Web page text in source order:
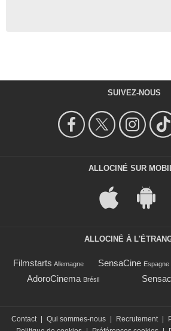
SUIVEZ-NOUS
ALLOCINÉ SUR
ALLOCINÉ À
Filmstarts Allemagne SensaCine Espagne
AdoroCinema Brésil
Contact Qui sommes-nous Recrutement